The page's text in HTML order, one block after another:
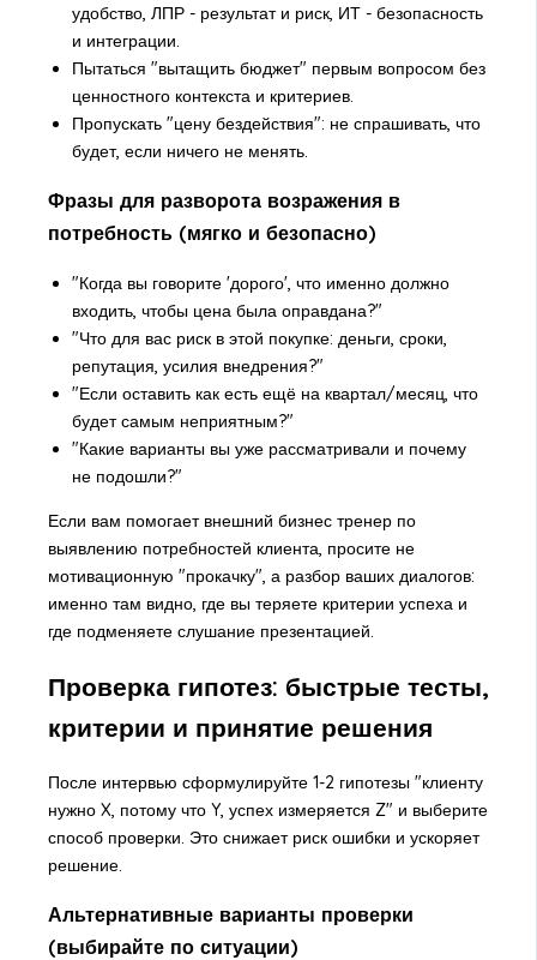
удобство, ЛПР - результат и риск, ИТ - безопасность
и интеграции.
Пытаться "вытащить бюджет" первым вопросом без
ценностного контекста и критериев.
Пропускать "цену бездействия": не спрашивать, что
будет, если ничего не менять.
Фразы для разворота возражения в
потребность (мягко и безопасно)
"Когда вы говорите 'дорого', что именно должно
входить, чтобы цена была оправдана?"
"Что для вас риск в этой покупке: деньги, сроки,
репутация, усилия внедрения?"
"Если оставить как есть ещё на квартал/месяц, что
будет самым неприятным?"
"Какие варианты вы уже рассматривали и почему
не подошли?"
Если вам помогает внешний бизнес тренер по
выявлению потребностей клиента, просите не
мотивационную "прокачку", а разбор ваших диалогов:
именно там видно, где вы теряете критерии успеха и
где подменяете слушание презентацией.
Проверка гипотез: быстрые тесты,
критерии и принятие решения
После интервью сформулируйте 1-2 гипотезы "клиенту
нужно X, потому что Y, успех измеряется Z" и выберите
способ проверки. Это снижает риск ошибки и ускоряет
решение.
Альтернативные варианты проверки
(выбирайте по ситуации)